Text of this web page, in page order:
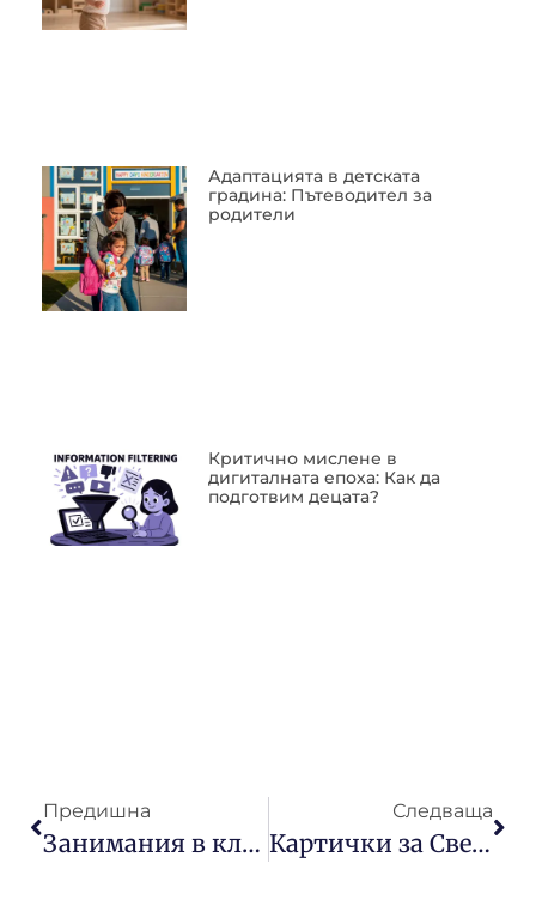
Адаптацията в детската
градина: Пътеводител за
родители
Критично мислене в
дигиталната епоха: Как да
подготвим децата?
Предишна
Занимания в класната стая – зима
Следваща
Картички за Свети Валентин